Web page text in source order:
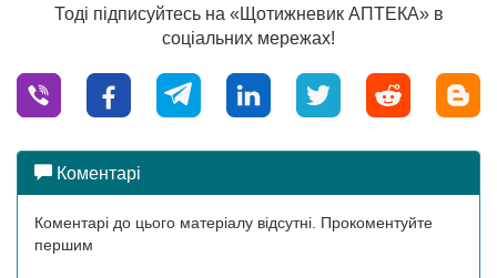
Тоді підписуйтесь на «Щотижневик АПТЕКА» в
соціальних мережах!
Коментарі
Коментарі до цього матеріалу відсутні. Прокоментуйте
першим